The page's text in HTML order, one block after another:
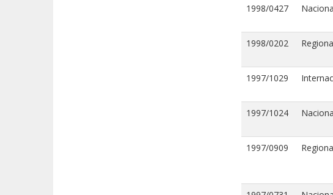
1998/0427
1998/0202
1997/1029
1997/1024
1997/0909